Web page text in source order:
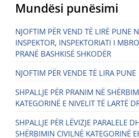
Mundësi punësimi
NJOFTIM PËR VEND TË LIRË PUNE
INSPEKTOR, INSPEKTORIATI I
PRANË BASHKISË SHKODËR
NJOFTIM PËR VENDE TË LIRA PUNE
SHPALLJE PËR PRANIM NË
KATEGORINË E NIVELIT TË LARTË
SHPALLJE PËR LËVIZJE PARALELE
SHËRBIMIN CIVILNË KATEGORINË